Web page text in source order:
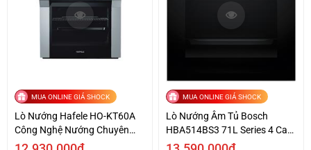
MUA ONLINE GIÁ SHOCK
Lò Nướng Hafele HO-KT60A
Công Nghệ Nướng Chuyên
Nghiệp
MUA ONLINE GIÁ SHOCK
Lò Nướng Âm Tủ Bosch
HBA514BS3 71L Series 4 Cao
Cấp Giá Tốt